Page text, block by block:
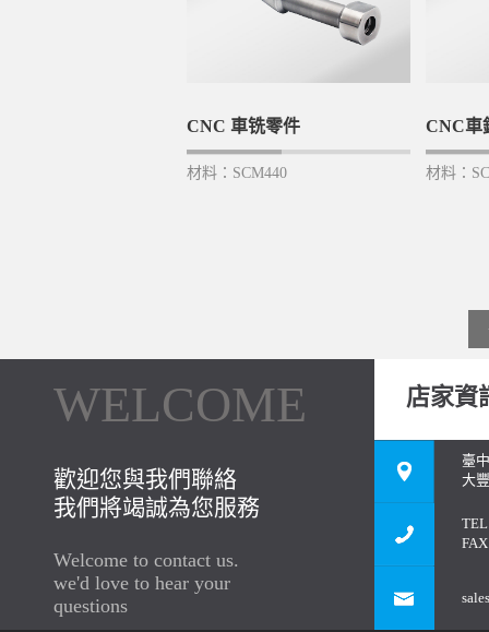
CNC 車铣零件
材料：SCM440
CNC車
材料：
WELCOME
歡迎您與我們聯絡
我們將竭誠為您服務
Welcome to contact us.
we'd love to hear your
questions
店家資
臺
大